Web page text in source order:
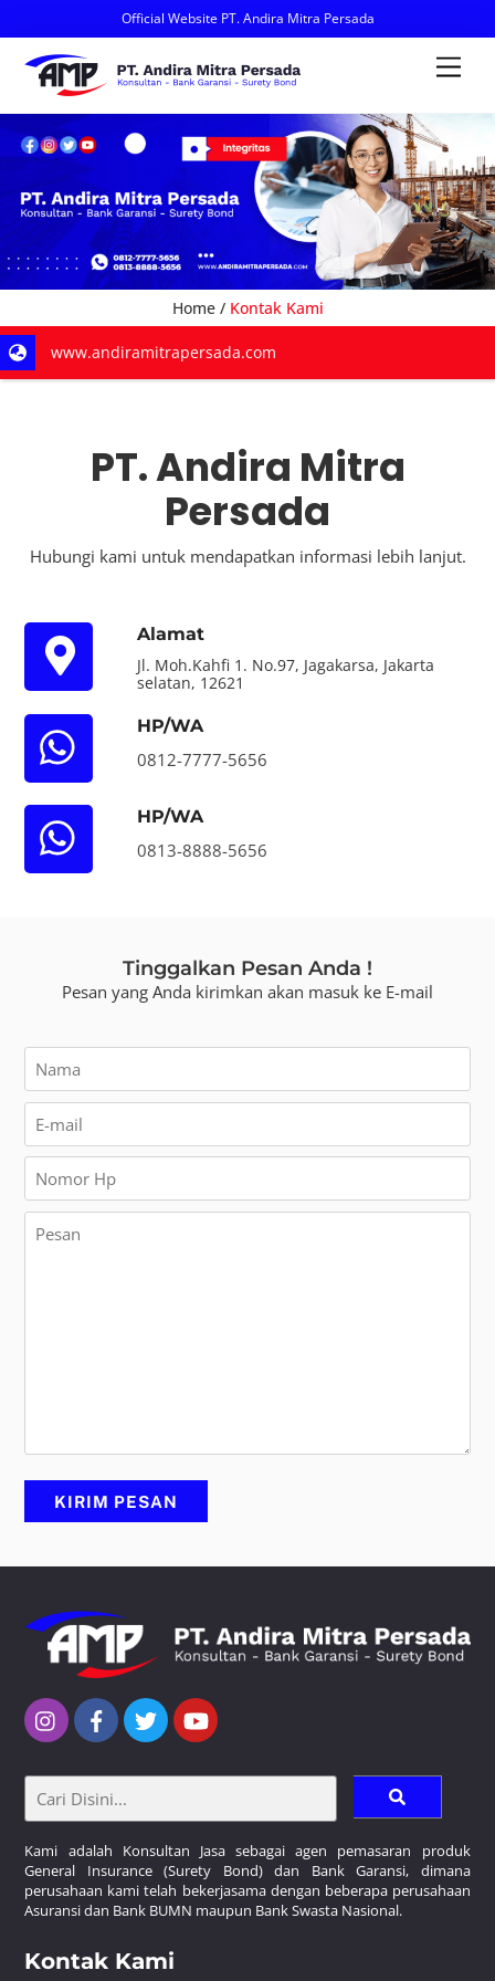
Official Website PT. Andira Mitra Persada
content
Home / Kontak Kami
www.andiramitrapersada.com
PT. Andira Mitra
Persada
Hubungi kami untuk mendapatkan informasi lebih lanjut.
Alamat
Jl. Moh.Kahfi 1. No.97, Jagakarsa, Jakarta
selatan, 12621
HP/WA
0812-7777-5656
HP/WA
0813-8888-5656
Tinggalkan Pesan Anda !
Pesan yang Anda kirimkan akan masuk ke E-mail
Kami adalah Konsultan Jasa sebagai agen pemasaran produk
General Insurance (Surety Bond) dan Bank Garansi, dimana
perusahaan kami telah bekerjasama dengan beberapa perusahaan
Asuransi dan Bank BUMN maupun Bank Swasta Nasional.
Kontak Kami